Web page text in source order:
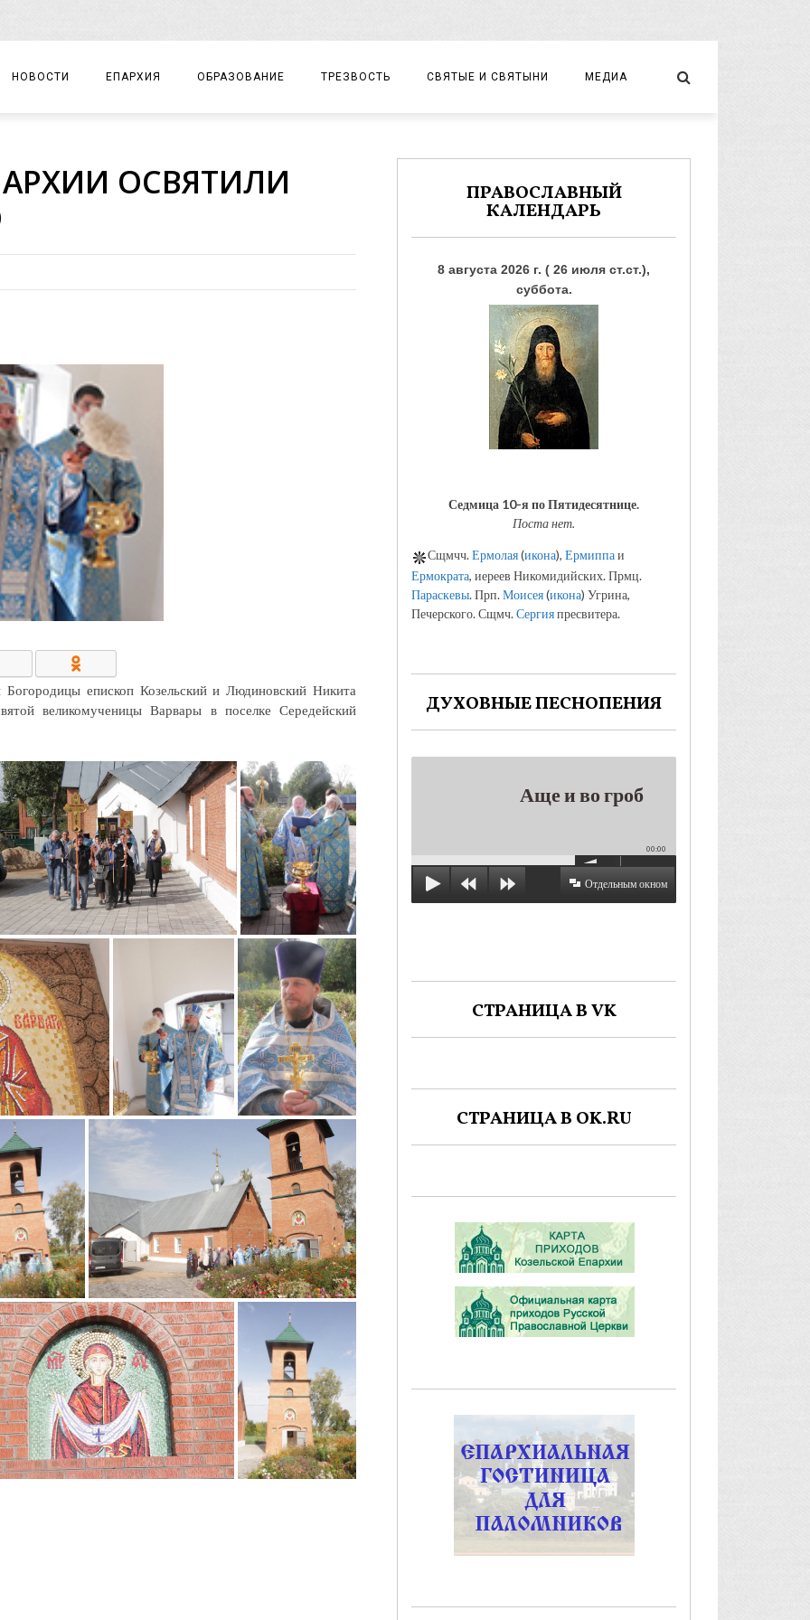
НОВОСТИ ЕПАРХИЯ
ЕПАРХИАЛЬНОЕ УПРАВЛЕНИЕ
ЕПАРХИАЛЬНЫЕ ОТДЕЛЫ
ДУХОВЕНСТВО
ХРАМЫ И МОНАСТЫРИ
МАТЕРИАЛЫ
КОНТАКТЫ/РЕКВИЗИТЫ
ОБРАЗОВАНИЕ
ЦЕНТР «ВОЗРОЖДЕНИЕ»
ТРЕЗВОСТЬ СВЯТЫЕ И СВЯТЫНИ МЕДИА
ФОТО
ОСВЯТИЛИ
епископ Козельский и Людиновский Никита
великомученицы Варвары в поселке Середейский
ПРАВОСЛАВНЫЙ
КАЛЕНДАРЬ
8 августа 2026 г. ( 26 июля ст.ст.),
суббота.
Седмица 10-я по Пятидесятнице.
Поста нет.
Сщмчч.Ермолая(икона), Ермиппаи
Ермократа, иереев Никомидийских. Прмц.
Параскевы. Прп.Моисея(икона) Угрина,
Печерского. Сщмч.Сергияпресвитера.
ДУХОВНЫЕ ПЕСНОПЕНИЯ
Аще и во гроб
00:00
Отдельным окном
СТРАНИЦА В VK
СТРАНИЦА В OK.RU